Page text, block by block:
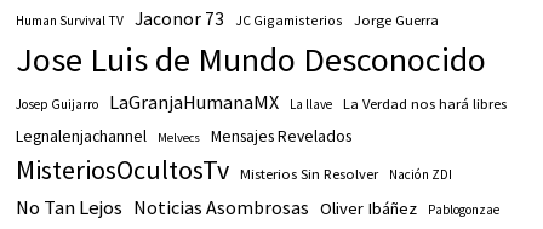
Human Survival TV Jaconor 73 JC Gigamisterios Jorge Guerra
Jose Luis de Mundo Desconocido
Josep Guijarro LaGranjaHumanaMX La llave La Verdad nos hará libres
Legnalenjachannel Melvecs Mensajes Revelados
MisteriosOcultosTv Misterios Sin Resolver Nación ZDI
No Tan Lejos Noticias Asombrosas Oliver Ibáñez Pablogonzae